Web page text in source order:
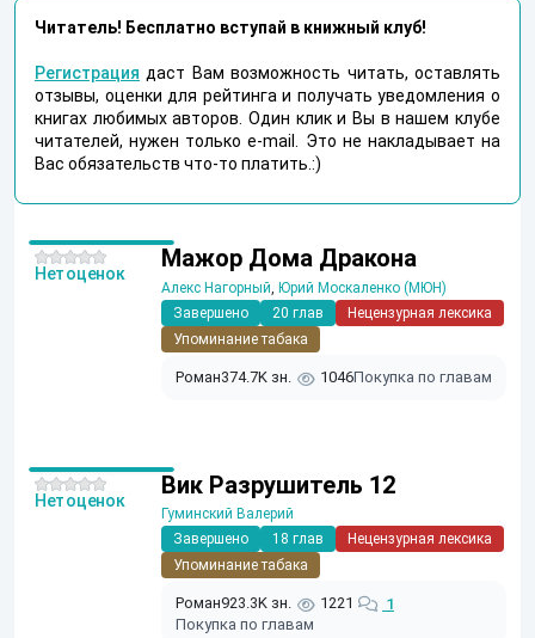
Читатель! Бесплатно вступай в книжный клуб!
Регистрация даст Вам возможность читать, оставлять
отзывы, оценки для рейтинга и получать уведомления о
книгах любимых авторов. Один клик и Вы в нашем клубе
читателей, нужен только e-mail. Это не накладывает на
Вас обязательств что-то платить.:)
Мажор Дома Дракона
Алекс Нагорный, Юрий Москаленко (МЮН)
Завершено
20 глав
Нецензурная лексика
Упоминание табака
Роман374.7K зн. 1046Покупка по главам
Нет оценок
Вик Разрушитель 12
Гуминский Валерий
Завершено
18 глав
Нецензурная лексика
Упоминание табака
Роман923.3K зн. 1221
1
Покупка по главам
Нет оценок